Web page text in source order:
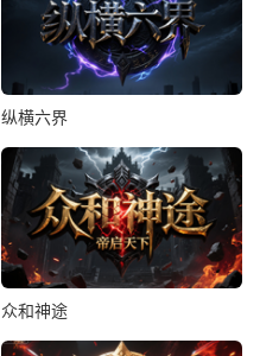
纵横六界
众和神途